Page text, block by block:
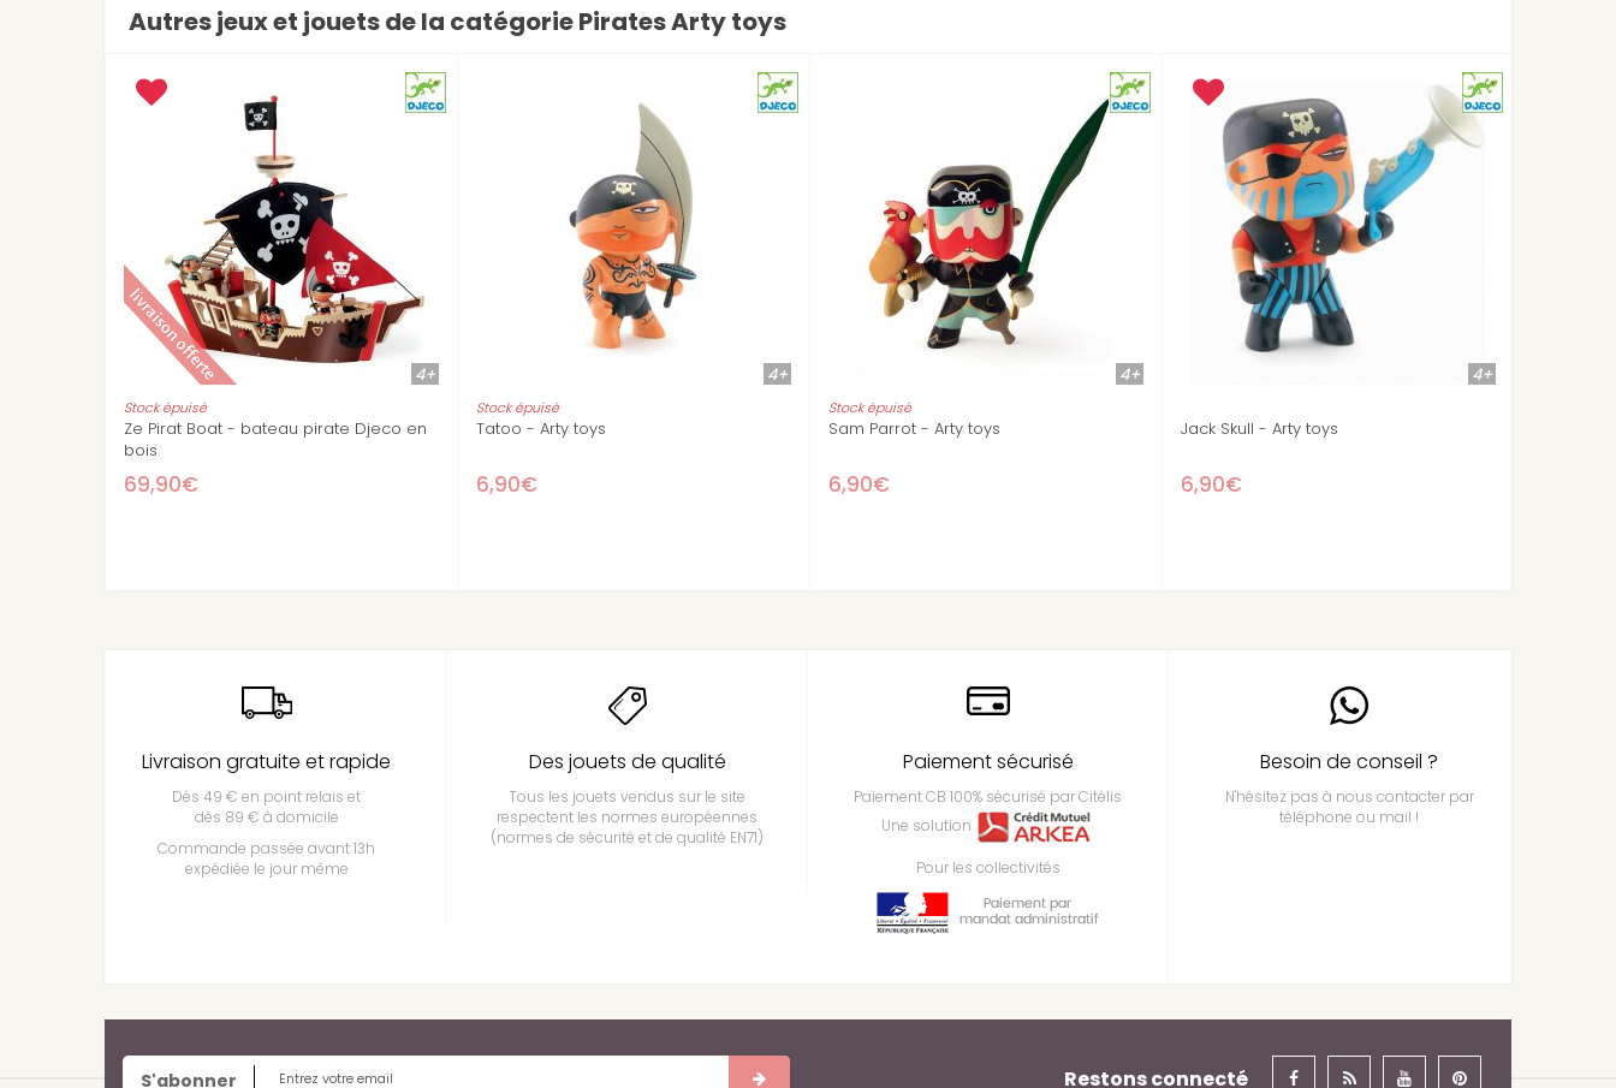
Autres jeux et jouets de la catégorie Pirates Arty toys
Jack Skull - Arty toys Pirat'Nha - Arty toys pirate
Stock épuisé
Pack bateau pirate Arty toys avec
95,33€102,50€
Caraïba - pirate Arty toys
Livraison gratuite et rapide
Dès 49 € en point relais et
dès 89 € à domicile
Commande passée avant 13h
expédiée le jour même
Des jouets de qualité
Tous les jouets vendus sur le site
respectent les normes européennes
(normes de sécurité et de qualité EN71)
Paiement sécurisé
Paiement CB 100% sécurisé par Citélis
Une solution
Pour les collectivités
Besoin de conseil ?
N'hésitez pas à nous contacter par
téléphone ou mail !
S'abonner Restons connecté